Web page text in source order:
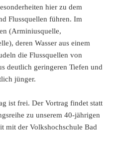
hier zu dem
Flussquellen führen. Im
(Arminiusquelle,
deren Wasser aus einem
die Flussquellen von
deutlich geringeren Tiefen und
jünger.
ist frei. Der Vortrag findet statt
zu unserem 40-jährigen
mit der Volkshochschule Bad